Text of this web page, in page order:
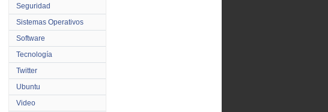
Seguridad
Sistemas Operativos
Software
Tecnología
Twitter
Ubuntu
Video